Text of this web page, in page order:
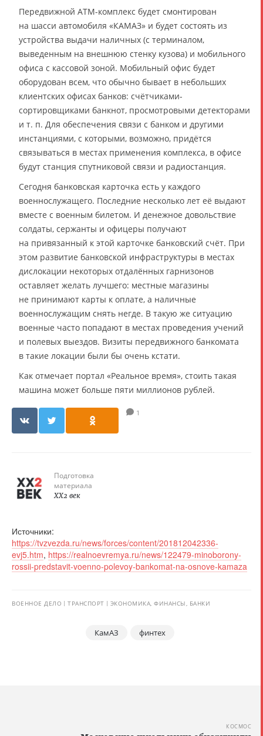
Передвижной ATM-комплекс будет смонтирован
на шасси автомобиля «КАМАЗ» и будет состоять из
устройства выдачи наличных (с терминалом,
выведенным на внешнюю стенку кузова) и мобильного
офиса с кассовой зоной. Мобильный офис будет
оборудован всем, что обычно бывает в небольших
клиентских офисах банков: счётчиками-
сортировщиками банкнот, просмотровыми детекторами
и т. п. Для обеспечения связи с банком и другими
инстанциями, с которыми, возможно, придётся
связываться в местах применения комплекса, в офисе
будут станция спутниковой связи и радиостанция.
Сегодня банковская карточка есть у каждого
военнослужащего. Последние несколько лет её выдают
вместе с военным билетом. И денежное довольствие
солдаты, сержанты и офицеры получают
на привязанный к этой карточке банковский счёт. При
этом развитие банковской инфраструктуры в местах
дислокации некоторых отдалённых гарнизонов
оставляет желать лучшего: местные магазины
не принимают карты к оплате, а наличные
военнослужащим снять негде. В такую же ситуацию
военные часто попадают в местах проведения учений
и полевых выездов. Визиты передвижного банкомата
в такие локации были бы очень кстати.
Как отмечает портал «Реальное время», стоить такая
машина может больше пяти миллионов рублей.
1
Подготовка
материала
XX2 век
Источники:
https://tvzvezda.ru/news/forces/content/201812042336-
evj5.htm, https://realnoevremya.ru/news/122479-minoborony-
rossii-predstavit-voenno-polevoy-bankomat-na-osnove-kamaza
ВОЕННОЕ ДЕЛО ТРАНСПОРТ ЭКОНОМИКА, ФИНАНСЫ, БАНКИ
КамАЗ финтех
КОСМОС